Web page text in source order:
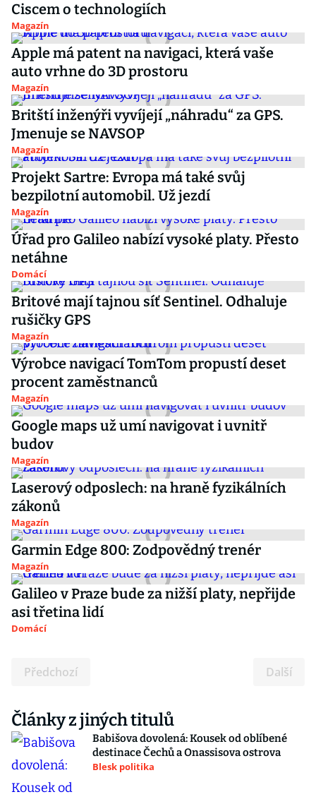
Ciscem o technologiích
Magazín
Apple má patent na navigaci, která vaše
auto vrhne do 3D prostoru
Magazín
Britští inženýři vyvíjejí „náhradu“ za GPS.
Jmenuje se NAVSOP
Magazín
Projekt Sartre: Evropa má také svůj
bezpilotní automobil. Už jezdí
Magazín
Úřad pro Galileo nabízí vysoké platy. Přesto
netáhne
Domácí
Britové mají tajnou síť Sentinel. Odhaluje
rušičky GPS
Magazín
Výrobce navigací TomTom propustí deset
procent zaměstnanců
Magazín
Google maps už umí navigovat i uvnitř
budov
Magazín
Laserový odposlech: na hraně fyzikálních
zákonů
Magazín
Garmin Edge 800: Zodpovědný trenér
Magazín
Galileo v Praze bude za nižší platy, nepřijde
asi třetina lidí
Domácí
Předchozí Další
Články z jiných titulů
Babišova dovolená: Kousek od oblíbené
destinace Čechů a Onassisova ostrova
Blesk politika